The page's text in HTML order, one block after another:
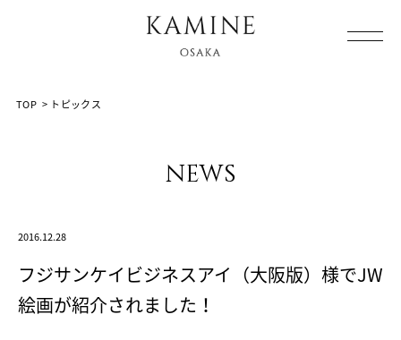
TOP > トピックス
news
2016.12.28
フジサンケイビジネスアイ（大阪版）様でJW
絵画が紹介されました！